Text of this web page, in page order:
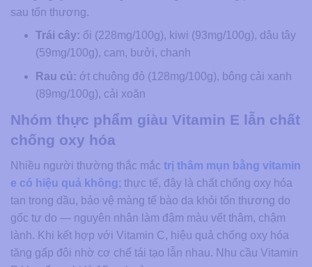
sau tổn thương.
Trái cây: ổi (228mg/100g), kiwi (93mg/100g), dâu tây
(59mg/100g), cam, bưởi, chanh
Rau củ: ớt chuông đỏ (128mg/100g), bông cải xanh
(89mg/100g), cải xoăn
Nhóm thực phẩm giàu Vitamin E lẫn chất
chống oxy hóa
Nhiều người thường thắc mắc trị thâm mụn bằng vitamin
e có hiệu quả không; thực tế, đây là chất chống oxy hóa
tan trong dầu, bảo vệ màng tế bào da khỏi tổn thương do
gốc tự do — nguyên nhân làm đậm màu vết thâm, chậm
lành. Khi kết hợp với Vitamin C, hiệu quả chống oxy hóa
tăng gấp đôi nhờ cơ chế tái tạo lẫn nhau. Nhu cầu Vitamin